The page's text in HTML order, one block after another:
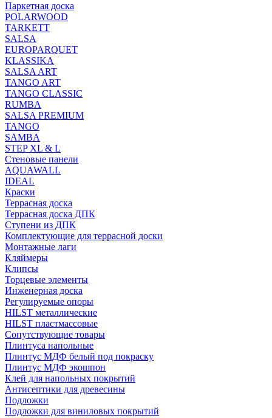
Паркетная доска
POLARWOOD
TARKETT
SALSA
EUROPARQUET
KLASSIKA
SALSA ART
TANGO ART
TANGO CLASSIC
RUMBA
SALSA PREMIUM
TANGO
SAMBA
STEP XL & L
Стеновые панели
AQUAWALL
IDEAL
Краски
Террасная доска
Террасная доска ДПК
Ступени из ДПК
Комплектующие для террасной доски
Монтажные лаги
Кляймеры
Клипсы
Торцевые элементы
Инженерная доска
Регулируемые опоры
HILST металлические
HILST пластмассовые
Сопутствующие товары
Плинтуса напольные
Плинтус МДФ белый под покраску
Плинтус МДФ экошпон
Клей для напольных покрытий
Антисептики для древесины
Подложки
Подложки для виниловых покрытий